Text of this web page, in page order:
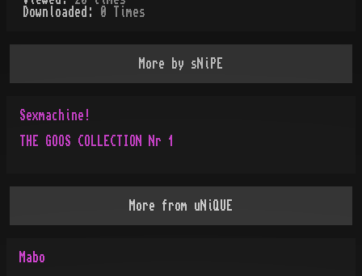
Downloaded:
0 Times
More by sNiPE
Sexmachine!
THE GOOS COLLECTION Nr 1
More from uNiQUE
Mabo